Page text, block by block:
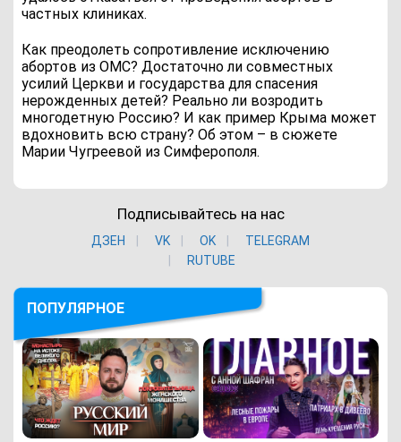
частных клиниках.
Как преодолеть сопротивление исключению
абортов из ОМС? Достаточно ли совместных
усилий Церкви и государства для спасения
нерожденных детей? Реально ли возродить
многодетную Россию? И как пример Крыма может
вдохновить всю страну? Об этом – в сюжете
Марии Чугреевой из Симферополя.
Подписывайтесь на нас
ДЗЕН VK ОK
TELEGRAM
RUTUBE
ПОПУЛЯРНОЕ